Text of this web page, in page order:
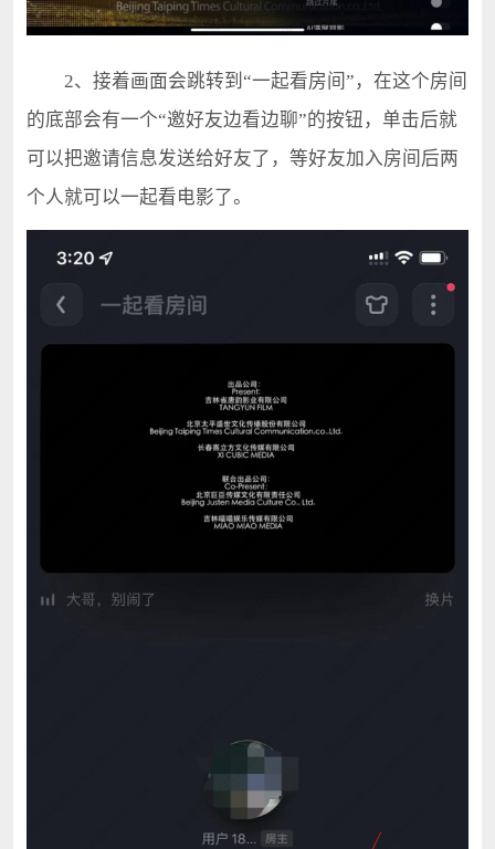
2、接着画面会跳转到“一起看房间”，在这个房间
的底部会有一个“邀好友边看边聊”的按钮，单击后就
可以把邀请信息发送给好友了，等好友加入房间后两
个人就可以一起看电影了。